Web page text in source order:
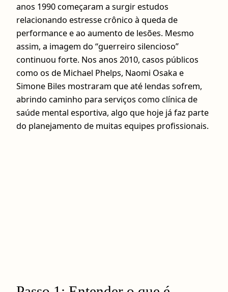
anos 1990 começaram a surgir estudos
relacionando estresse crônico à queda de
performance e ao aumento de lesões. Mesmo
assim, a imagem do “guerreiro silencioso”
continuou forte. Nos anos 2010, casos públicos
como os de Michael Phelps, Naomi Osaka e
Simone Biles mostraram que até lendas sofrem,
abrindo caminho para serviços como clínica de
saúde mental esportiva, algo que hoje já faz parte
do planejamento de muitas equipes profissionais.